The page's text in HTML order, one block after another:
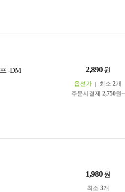
-DM 2,890 원
옵션가 최소 2개
주문시결제 2,750원~
1,980 원
최소 3개